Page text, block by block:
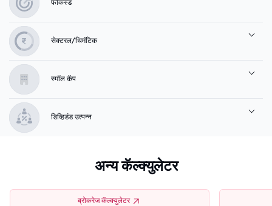
फोकस्ड
सेक्टरल/थिमॅटिक
स्मॉल कॅप
डिव्हिडंड उत्पन्न
अन्य कॅल्क्युलेटर
ब्रोकरेज कॅल्क्युलेटर